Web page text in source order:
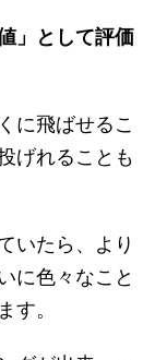
」として評価
に飛ばせるこ
げれることも
いたら、より
に色々なこと
す。